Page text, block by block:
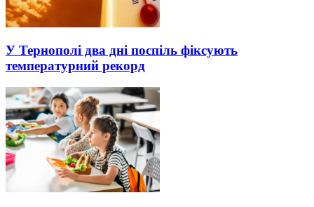
У Тернополі два дні поспіль фіксують
температурний рекорд